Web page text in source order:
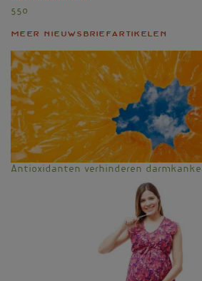
550
Meer nieuwsbriefartikelen
Antioxidanten verhinderen